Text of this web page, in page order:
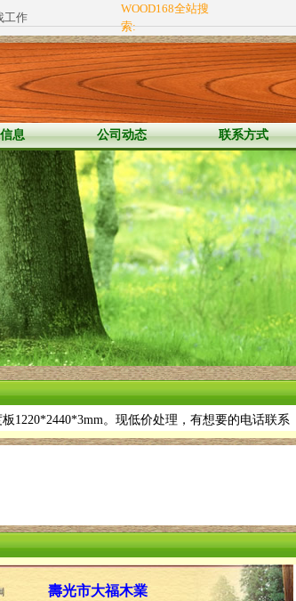
工作
WOOD168全站搜
索:
息 公司动态 联系方式
1220*2440*3mm。现低价处理，有想要的电话联系
壽光市大福木業